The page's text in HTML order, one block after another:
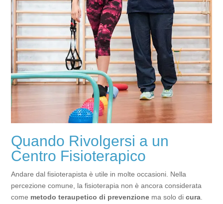
Quando Rivolgersi a un
Centro Fisioterapico
Andare dal fisioterapista è utile in molte occasioni. Nella
percezione comune, la fisioterapia non è ancora considerata
come metodo teraupetico di prevenzione ma solo dicura.